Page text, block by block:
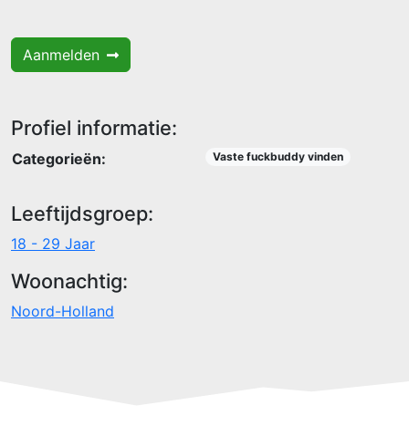
Aanmelden
Profiel informatie:
Categorieën: Vaste fuckbuddy vinden
Leeftijdsgroep:
18 - 29 Jaar
Woonachtig:
Noord-Holland